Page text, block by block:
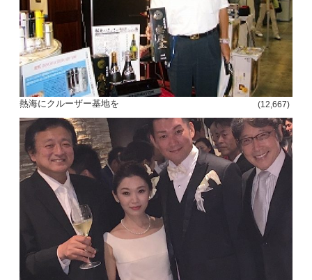
熱海にクルーザー基地を (12,667)